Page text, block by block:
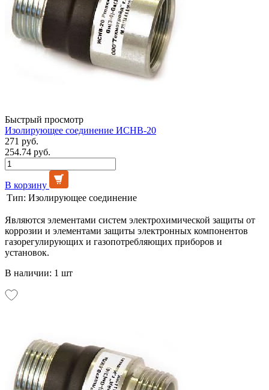
Быстрый просмотр
Изолирующее соединение ИСНВ-20
271 руб.
254.74 руб.
В корзину
Тип: Изолирующее соединение
Являются элементами систем электрохимической защиты от
коррозии и элементами защиты электронных компонентов
газорегулирующих и газопотребляющих приборов и
установок.
В наличии: 1 шт